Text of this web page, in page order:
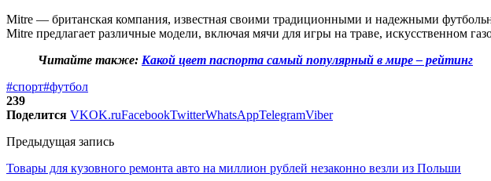
Mitre — британская компания, известная своими традиционными и надежными
Mitre предлагает различные модели, включая мячи для игры на траве, искусственном
Читайте также: Какой цвет паспорта самый популярный в мире – рейтинг
#спорт#футбол
239
Поделится VKOK.ruFacebookTwitterWhatsAppTelegramViber
Предыдущая запись
Товары для кузовного ремонта авто на миллион рублей незаконно везли из Польши